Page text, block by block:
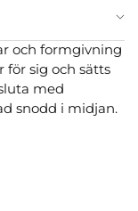
och formgivning
för sig och sätts
med
snodd i midjan.